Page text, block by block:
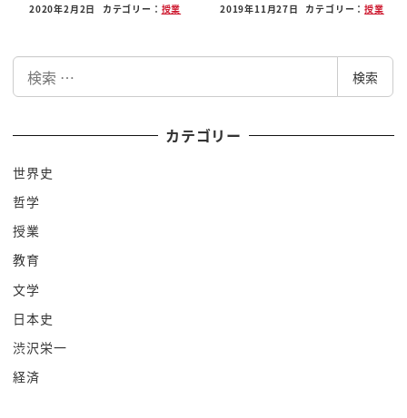
2020年2月2日 カテゴリー： 授業 2019年11月27日 カテゴリー：授業
索
検索
カテゴリー
世界史
哲学
授業
教育
文学
日本史
渋沢栄一
経済